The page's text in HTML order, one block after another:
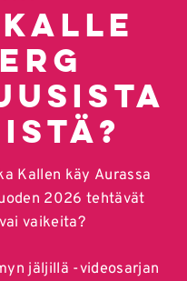
Kallen käy Aurassa
2026 tehtävät
vaikeita?
jäljillä -videosarjan